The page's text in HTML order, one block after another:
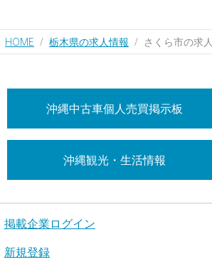
HOME 栃木県の求人情報 さくら市の求人
沖縄中古車個人売買掲示板
沖縄観光・生活情報
掲載企業ログイン
新規登録